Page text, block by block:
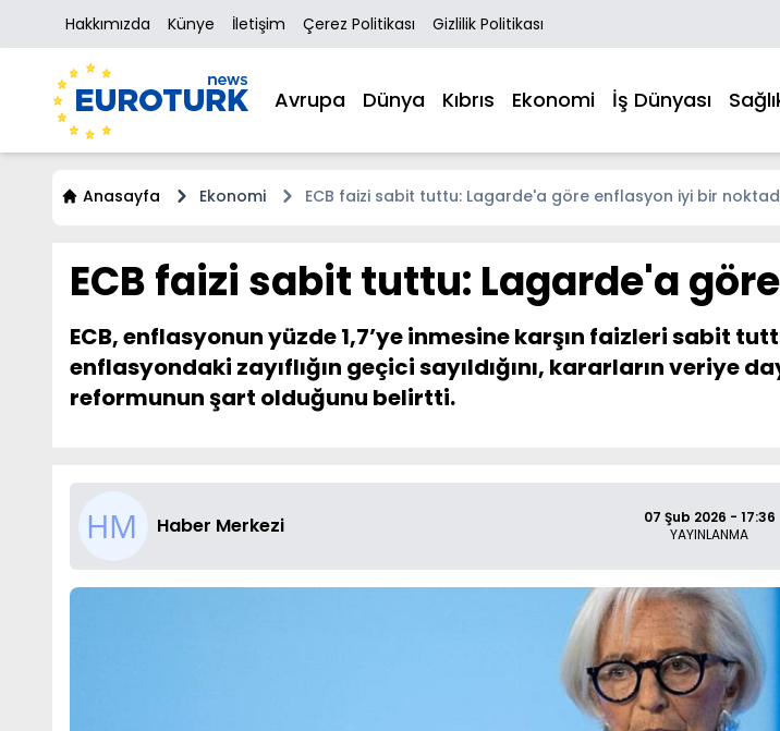
Hakkımızda Künye İletişim Çerez Politikası Gizlilik Politikası
Avrupa Dünya Kıbrıs Ekonomi İş Dünyası
Anasayfa Ekonomi ECB faizi sabit tuttu: Lagarde'a göre enflasyon iyi bir
ECB faizi sabit tuttu: Lagarde'a
ECB, enflasyonun yüzde 1,7’ye inmesine karşın faizleri sabit
enflasyondaki zayıflığın geçici sayıldığını, kararların veriye
reformunun şart olduğunu belirtti.
Haber Merkezi
07 Şub 2026 - 17:36
YAYINLANMA